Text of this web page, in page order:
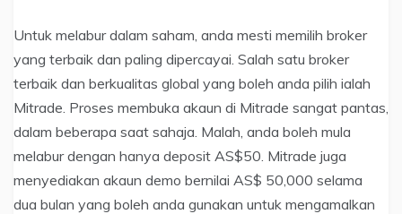
Untuk melabur dalam saham, anda mesti memilih broker
yang terbaik dan paling dipercayai. Salah satu broker
terbaik dan berkualitas global yang boleh anda pilih ialah
Mitrade. Proses membuka akaun di Mitrade sangat pantas,
dalam beberapa saat sahaja. Malah, anda boleh mula
melabur dengan hanya deposit AS$50. Mitrade juga
menyediakan akaun demo bernilai AS$ 50,000 selama
dua bulan yang boleh anda gunakan untuk mengamalkan